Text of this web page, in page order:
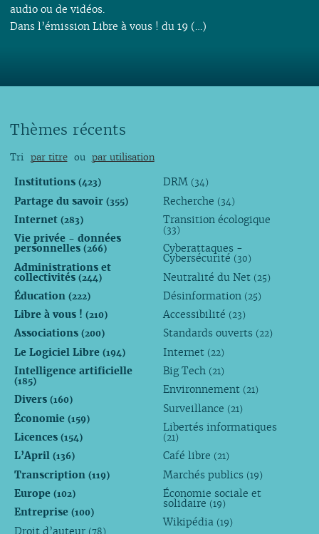
audio ou de vidéos.
Dans l’émission Libre à vous ! du 19 (…)
Thèmes récents
Tri par titre ou par utilisation
Institutions (423)
Partage du savoir (355)
Internet (283)
Vie privée - données
personnelles (266)
Administrations et
collectivités (244)
Éducation (222)
Libre à vous ! (210)
Associations (200)
Le Logiciel Libre (194)
Intelligence artificielle
(185)
Divers (160)
Économie (159)
Licences (154)
L’April (136)
Transcription (119)
Europe (102)
Entreprise (100)
Droit d’auteur (78)
DRM (34)
Recherche (34)
Transition écologique
(33)
Cyberattaques -
Cybersécurité (30)
Neutralité du Net (25)
Désinformation (25)
Accessibilité (23)
Standards ouverts (22)
Internet (22)
Big Tech (21)
Environnement (21)
Surveillance (21)
Libertés informatiques
(21)
Café libre (21)
Marchés publics (19)
Économie sociale et
solidaire (19)
Wikipédia (19)